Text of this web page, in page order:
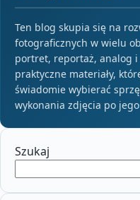
Ten blog skupia się na
fotograficznych w wielu
portret, reportaż, analog
praktyczne materiały,
świadomie wybierać
wykonania zdjęcia po
Szukaj